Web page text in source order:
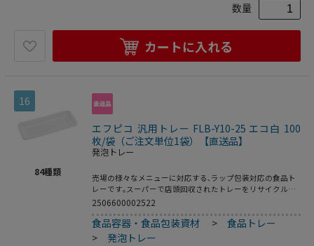
数量
カートに入れる
16
84種類
エフピコ 汎用トレー FLB-Y10-25 エコ白 100
枚/袋（ご注文単位1袋）【直送品】
発泡トレー
売場の様々なメニューに対応する､ラップ包装対応の食品ト
レーです｡スーパーで店頭回収されたトレーをリサイクルし
再生された原料を使用｡●電子レンジ使用不可●耐熱温
度:80℃●入数:100枚
2506600002522
食品容器・食品包装資材 >食品トレー
> 発泡トレー